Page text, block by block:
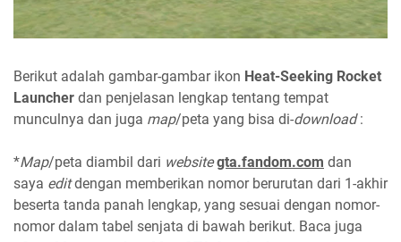
Berikut adalah gambar-gambar ikon Heat-Seeking Rocket
Launcher dan penjelasan lengkap tentang tempat
munculnya dan juga map/peta yang bisa di-download:
*Map/peta diambil dari website gta.fandom.com dan
saya editdengan memberikan nomor berurutan dari 1-akhir
beserta tanda panah lengkap, yang sesuai dengan nomor-
nomor dalam tabel senjata di bawah berikut. Baca juga